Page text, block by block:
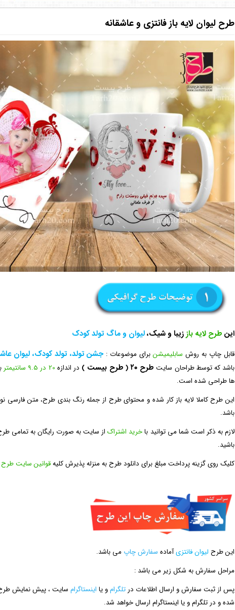
طرح لیوان لایه باز فانتزی و عاشقانه
این طرح لایه باززیبا و شیک،لیوان و ماگ تولد کودک
قابل چاپ به روش سابلیمیشنبرای موضوعات : جشن تولد، تولد کودک، لیوان
باشد که توسط طراحان سایت طرح ۲۰ ( طرح بیست ) در اندازه 20 در 9.5 سانتیمتر
ها طراحی شده است.
این طرح کاملا لایه باز کار شده و محتوای طرح از جمله رنگ بندی طرح، متن فارسی
باشد.
لازم به ذکر است شما می توانید باخرید اشتراک از سایت به صورت رایگان به تمامی
باشید.
کلیک روی گزینه پرداخت مبلغ برای دانلود طرح به منزله پذیرش کلیهقوانین سایت
این طرح لیوان فانتزیآماده سفارش چاپ می باشد.
مراحل سفارش به شکل زیر می باشد :
پس از ثبت سفارش و ارسال اطلاعات در تلگرامو یا اینستاگرام سایت ، پیش نمایش
شده و در تلگرام و یا اینستاگرام ارسال خواهد شد.